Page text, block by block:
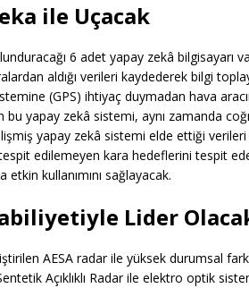
ile Uçacak
6 adet yapay zekâ bilgisayarı
aldığı verileri kaydederek bilgi
(GPS) ihtiyaç duymadan hava
bu yapay zekâ sistemi, aynı zamanda
yapay zekâ sistemi elde ettiği
edilemeyen kara hedeflerini tespit
etkin kullanımını sağlayacak.
Lider
AESA radar ile yüksek durumsal
Açıklıklı Radar ile elektro optik